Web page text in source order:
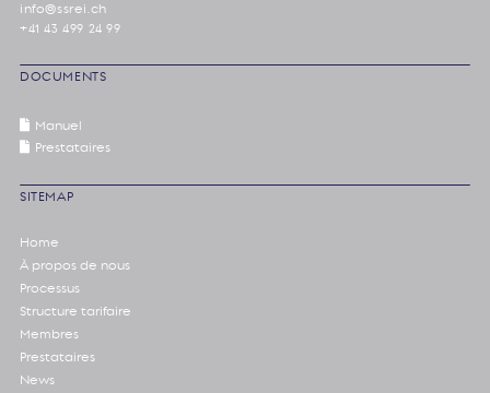
info@ssrei.ch
+41 43 499 24 99
DOCUMENTS
Manuel
Prestataires
SITEMAP
Home
À propos de nous
Processus
Structure tarifaire
Membres
Prestataires
News